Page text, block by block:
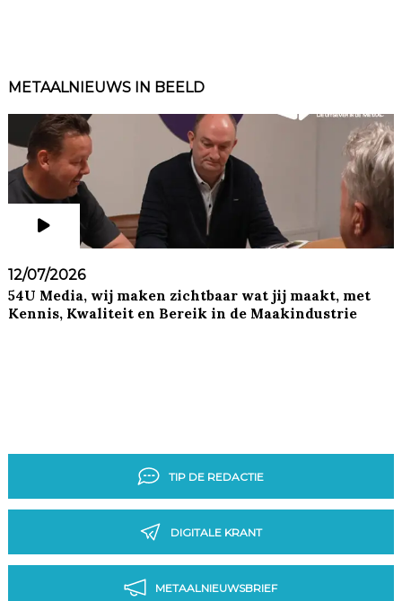
METAALNIEUWS IN BEELD
12/07/2026
54U Media, wij maken zichtbaar wat jij maakt, met
Kennis, Kwaliteit en Bereik in de Maakindustrie
TIP DE REDACTIE
DIGITALE KRANT
METAALNIEUWSBRIEF